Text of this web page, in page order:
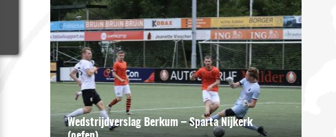
Wedstrijdverslag Berkum – Sparta Nijkerk